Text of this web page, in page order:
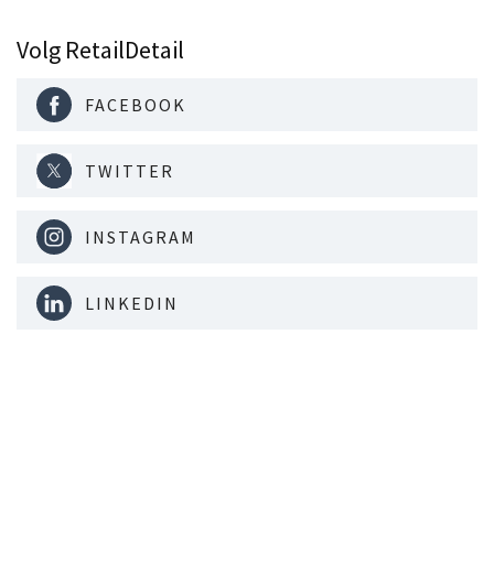
Volg RetailDetail
FACEBOOK
TWITTER
INSTAGRAM
LINKEDIN